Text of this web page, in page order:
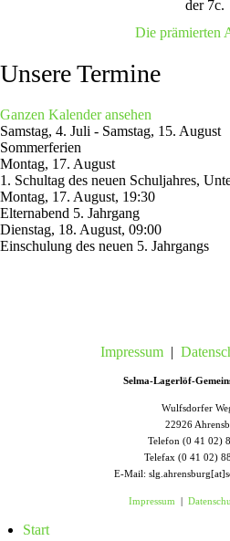
der 7c.
Die prämierten
Unsere Termine
Ganzen Kalender ansehen
Samstag, 4. Juli - Samstag, 15. August
Sommerferien
Montag, 17. August
1. Schultag des neuen Schuljahres,
Montag, 17. August, 19:30
Elternabend 5. Jahrgang
Dienstag, 18. August, 09:00
Einschulung des neuen 5. Jahrgangs
Impressum |
Selma-Lagerlöf-
Wulfsdorfer
22926
Telefon (0 41 02)
Telefax (0 41 02)
E-Mail:
Impressum
Start